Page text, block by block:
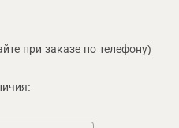
при заказе по телефону)